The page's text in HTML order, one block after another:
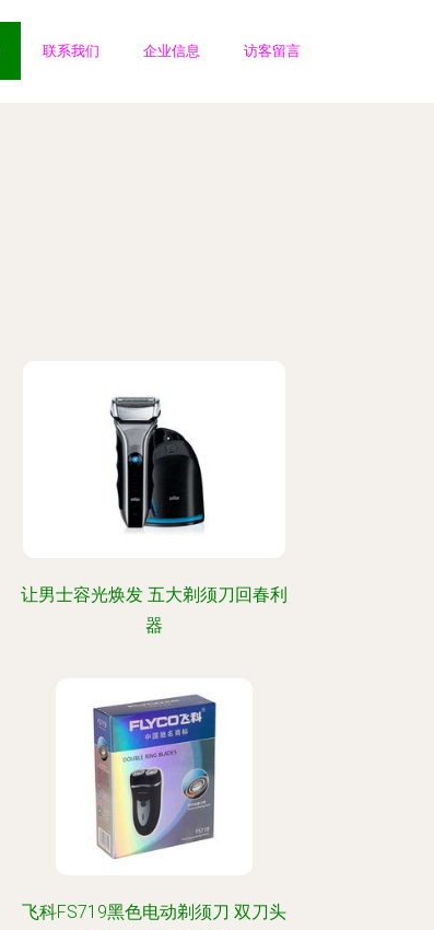
联系我们 企业信息 访客留言
让男士容光焕发 五大剃须刀回春利
器
飞科FS719黑色电动剃须刀 双刀头